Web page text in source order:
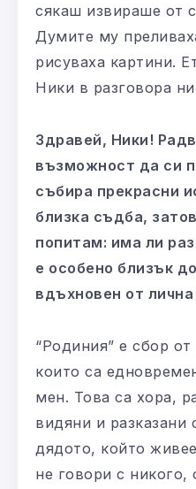
сякаш извираше от
Думите му
рисуваха картини.
Ники в разговора
Здравей, Ники!
възможност да си
събира прекрасни
близка съдба,
попитам: има ли
е особено близък
вдъхновен от лична
“Родиния” е сбор
които са
мен. Това са хора,
видяни и
дядото, който
не говори с никого,